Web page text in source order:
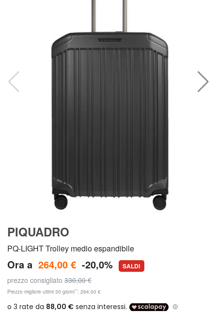
PIQUADRO
PQ-LIGHT Trolley medio espandibile
Ora a 264,00 € -20,0% SALDI
prezzo consigliato 330,00 €
Prezzo migliore ultimi 30 giorni**: 264,00 €